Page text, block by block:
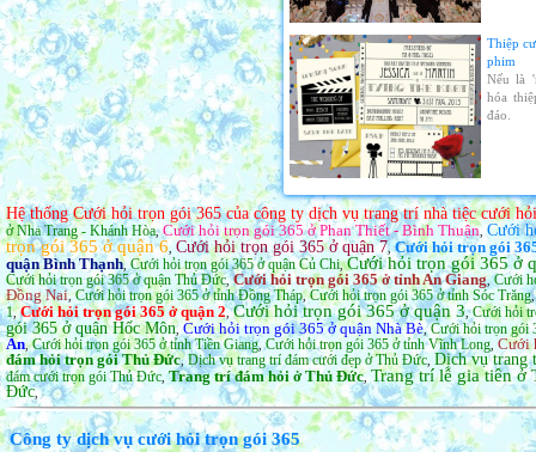
Thiệp
phim
Nếu là
hóa
đáo.
Hệ thống Cưới hỏi trọn gói 365 của công ty dịch vụ trang trí nhà tiệc cưới
ở Nha Trang - Khánh Hòa,Cưới hỏi trọn gói 365 ở Phan Thiết - Bình Thuận Cưới
trọn gói 365 ở quận 6, Cưới hỏi trọn gói 365 ở quận 7,Cưới hỏi trọn gói
quận Bình Thạnh, Cưới hỏi trọn gói 365 ở quận Củ Chi,Cưới hỏi trọn gói 365 ở
Cưới hỏi trọn gói 365 ở quận Thủ Đức,Cưới hỏi trọn gói 365 ở tỉnh An Giang,Cưới
Đồng Nai,Cưới hỏi trọn gói 365 ở tỉnh Đồng Tháp,Cưới hỏi trọn gói 365 ở tỉnh Sóc Trăng
1,Cưới hỏi trọn gói 365 ở quận 2,Cưới hỏi trọn gói 365 ở quận 3,Cưới hỏi
gói 365 ở quận Hốc Môn, Cưới hỏi trọn gói 365 ở quận Nhà Bè,Cưới hỏi trọn gói
An,Cưới hỏi trọn gói 365 ở tỉnh Tiền Giang,Cưới hỏi trọn gói 365 ở tỉnh Vĩnh Long Cưới
đám hỏi trọn gói Thủ Đức,Dịch vụ trang trí đám cưới đẹp ở Thủ Đức Dịch vụ trang
đám cưới trọn gói Thủ Đức ,Trang trí đám hỏi ở Thủ Đức, Trang trí lễ gia tiên ở
Đức,
Công ty dịch vụ cưới hỏi trọn gói 365